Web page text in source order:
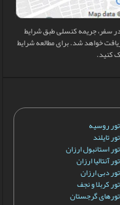
سفر، جریمه کنسلی طبق شرایط
مسافر دریافت خواهد شد. برای مطالعه شرایط
کنید.
تور روسیه
تور تایلند
تور استانبول ارزان
تور آنتالیا ارزان
تور دبی ارزان
تور کربلا و نجف
تورهای گرجستان